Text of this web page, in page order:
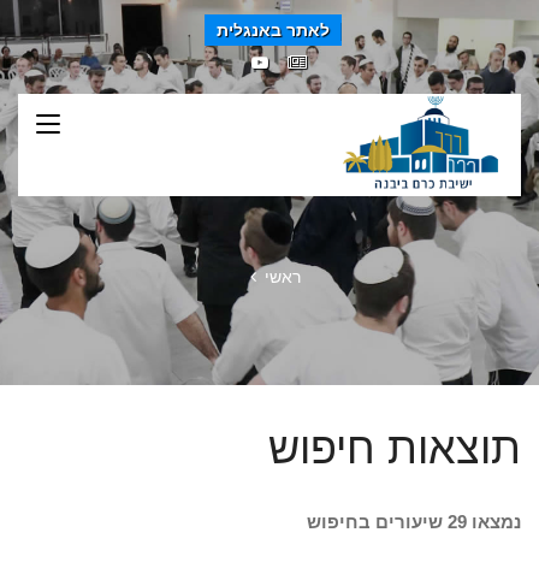
לאתר באנגלית
ראשי
תוצאות חיפוש
נמצאו 29 שיעורים בחיפוש